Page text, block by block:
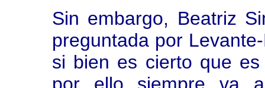
Sin embargo, Beatriz
preguntada por
si bien es cierto que